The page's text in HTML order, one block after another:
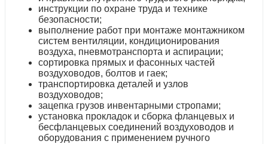
инструкции по охране труда и технике
безопасности;
выполнение работ при монтаже монтажником
систем вентиляции, кондиционирования
воздуха, пневмотранспорта и аспирации;
сортировка прямых и фасонных частей
воздуховодов, болтов и гаек;
транспортировка деталей и узлов
воздуховодов;
зацепка грузов инвентарными стропами;
установка прокладок и сборка фланцевых и
бесфланцевых соединений воздуховодов и
оборудования с применением ручного